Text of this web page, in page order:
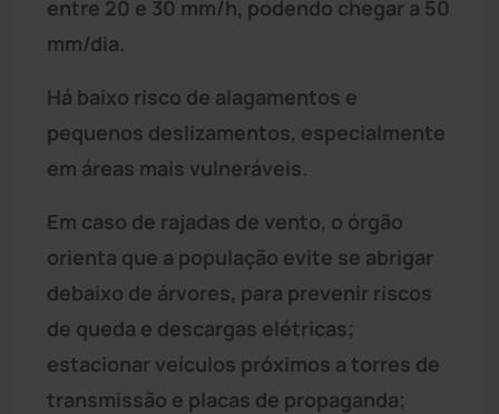
entre 20 e 30 mm/h, podendo chegar a 50
mm/dia.
Há baixo risco de alagamentos e
pequenos deslizamentos, especialmente
em áreas mais vulneráveis.
Em caso de rajadas de vento, o órgão
orienta que a população evite se abrigar
debaixo de árvores, para prevenir riscos
de queda e descargas elétricas;
estacionar veículos próximos a torres de
transmissão e placas de propaganda;